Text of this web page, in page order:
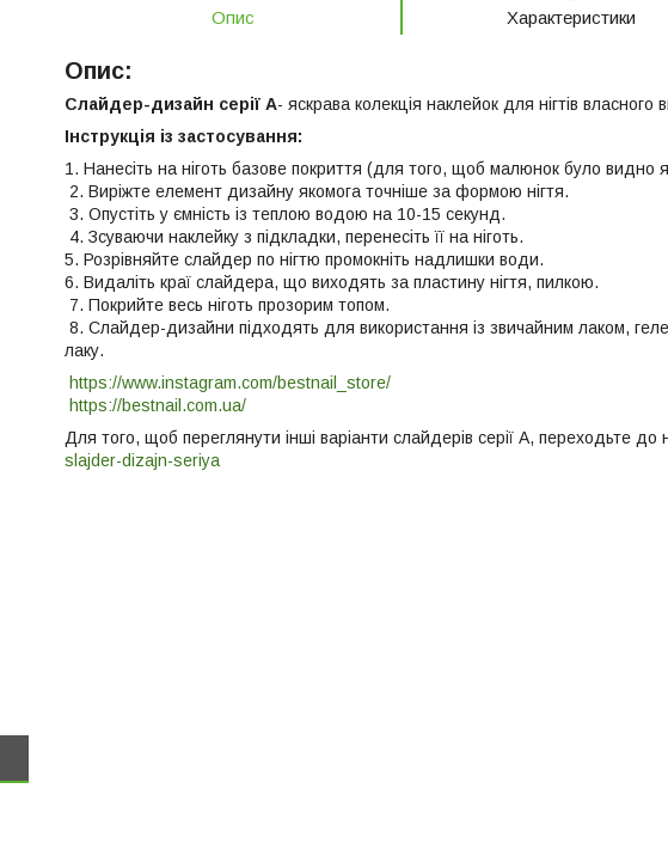
Опис Характеристики
Опис:
Слайдер-дизайн серії A- яскрава колекція наклейок для нігтів
Інструкція із застосування:
1. Нанесіть на ніготь базове покриття (для того, щоб малюнок було видно
2. Виріжте елемент дизайну якомога точніше за формою нігтя.
3. Опустіть у ємність із теплою водою на 10-15 секунд.
4. Зсуваючи наклейку з підкладки, перенесіть її на ніготь.
5. Розрівняйте слайдер по нігтю промокніть надлишки води.
6. Видаліть краї слайдера, що виходять за пластину нігтя, пилкою.
7. Покрийте весь ніготь прозорим топом.
8. Слайдер-дизайни підходять для використання із звичайним лаком,
лаку.
https://www.instagram.com/bestnail_store/
https://bestnail.com.ua/
Для того, щоб переглянути інші варіанти слайдерів серії А, переходьте до
slajder-dizajn-seriya